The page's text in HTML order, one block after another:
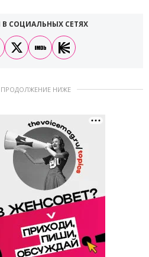
СОЦИАЛЬНЫХ СЕТЯХ
ПРОДОЛЖЕНИЕ НИЖЕ